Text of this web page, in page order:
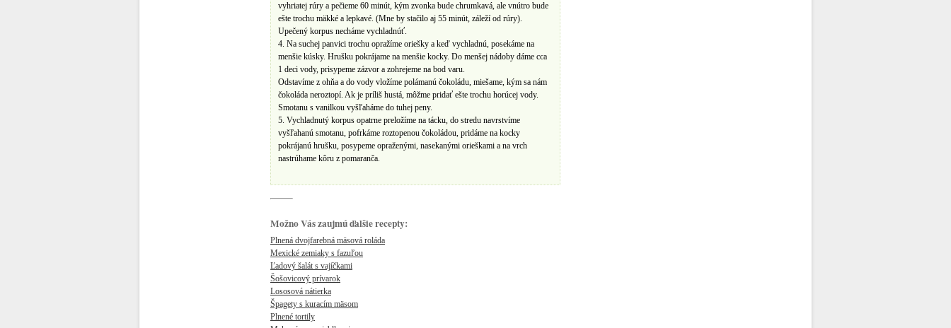
vyhriatej rúry a pečieme 60 minút, kým zvonka bude chrumkavá, ale vnútro bude
ešte trochu mäkké a lepkavé. (Mne by stačilo aj 55 minút, záleží od rúry).
Upečený korpus necháme vychladnúť.
4. Na suchej panvici trochu opražíme oriešky a keď vychladnú, posekáme na
menšie kúsky. Hrušku pokrájame na menšie kocky. Do menšej nádoby dáme cca
1 deci vody, prisypeme zázvor a zohrejeme na bod varu.
Odstavíme z ohňa a do vody vložíme polámanú čokoládu, miešame, kým sa nám
čokoláda neroztopí. Ak je príliš hustá, môžme pridať ešte trochu horúcej vody.
Smotanu s vanilkou vyšľaháme do tuhej peny.
5. Vychladnutý korpus opatrne preložíme na tácku, do stredu navrstvíme
vyšľahanú smotanu, pofrkáme roztopenou čokoládou, pridáme na kocky
pokrájanú hrušku, posypeme opraženými, nasekanými orieškami a na vrch
nastrúhame kôru z pomaranča.
Možno Vás zaujmú ďalšie recepty:
Plnená dvojfarebná mäsová roláda
Mexické zemiaky s fazuľou
Ľadový šalát s vajíčkami
Šošovicový prívarok
Lososová nátierka
Špagety s kuracím mäsom
Plnené tortily